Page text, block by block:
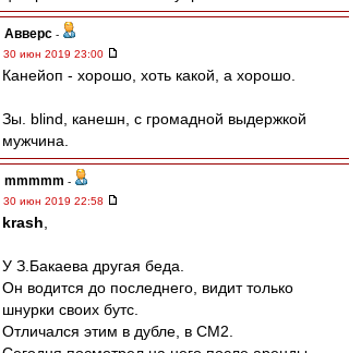
Авверс -
30 июн 2019 23:00
Канейоп - хорошо, хоть какой, а хорошо.
Зы. blind, канешн, с громадной выдержкой
мужчина.
mmmmm -
30 июн 2019 22:58
krash
У З.Бакаева другая беда.
Он водится до последнего, видит только
шнурки своих бутс.
Отличался этим в дубле, в СМ2.